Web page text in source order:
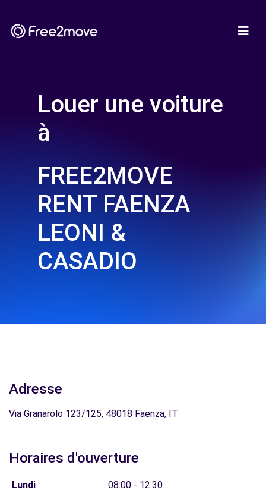
Louer une voiture
à
FREE2MOVE
RENT FAENZA
LEONI &
CASADIO
Adresse
Via Granarolo 123/125, 48018 Faenza, IT
Horaires d'ouverture
Lundi
08:00 - 12:30